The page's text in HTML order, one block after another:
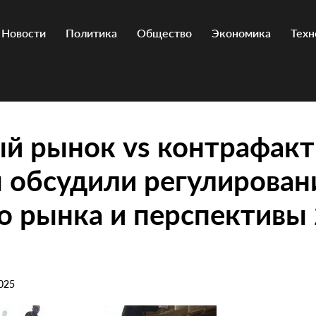
Новости Политика Общество Экономика
рынок vs
рынка и